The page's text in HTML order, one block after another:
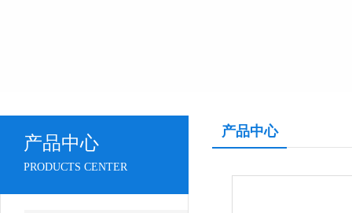
产品中心
PRODUCTS CENTER
产品中心